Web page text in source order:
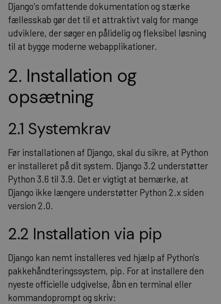
Django's omfattende dokumentation og stærke
fællesskab gør det til et attraktivt valg for mange
udviklere, der søger en pålidelig og fleksibel løsning
til at bygge moderne webapplikationer.
2. Installation og
opsætning
2.1 Systemkrav
Før installationen af Django, skal du sikre, at Python
er installeret på dit system. Django 3.2 understøtter
Python 3.6 til 3.9. Det er vigtigt at bemærke, at
Django ikke længere understøtter Python 2.x siden
version 2.0.
2.2 Installation via pip
Django kan nemt installeres ved hjælp af Python's
pakkehåndteringssystem, pip. For at installere den
nyeste officielle udgivelse, åbn en terminal eller
kommandoprompt og skriv: